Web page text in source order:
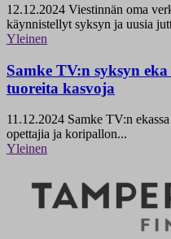
12.12.2024 Viestinnän oma
käynnistellyt syksyn ja uusia
Yleinen
Samke TV:n syksyn eka
tuoreita kasvoja
11.12.2024 Samke TV:n
opettajia ja koripallon...
Yleinen